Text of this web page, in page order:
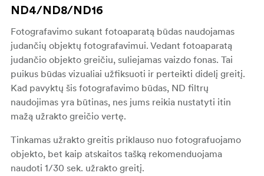
ND4/ND8/ND16
Fotografavimo sukant fotoaparatą būdas naudojamas
judančių objektų fotografavimui. Vedant fotoaparatą
judančio objekto greičiu, suliejamas vaizdo fonas. Tai
puikus būdas vizualiai užfiksuoti ir perteikti didelį greitį.
Kad pavyktų šis fotografavimo būdas, ND filtrų
naudojimas yra būtinas, nes jums reikia nustatyti itin
mažą užrakto greičio vertę.
Tinkamas užrakto greitis priklauso nuo fotografuojamo
objekto, bet kaip atskaitos tašką rekomenduojama
naudoti 1/30 sek. užrakto greitį.